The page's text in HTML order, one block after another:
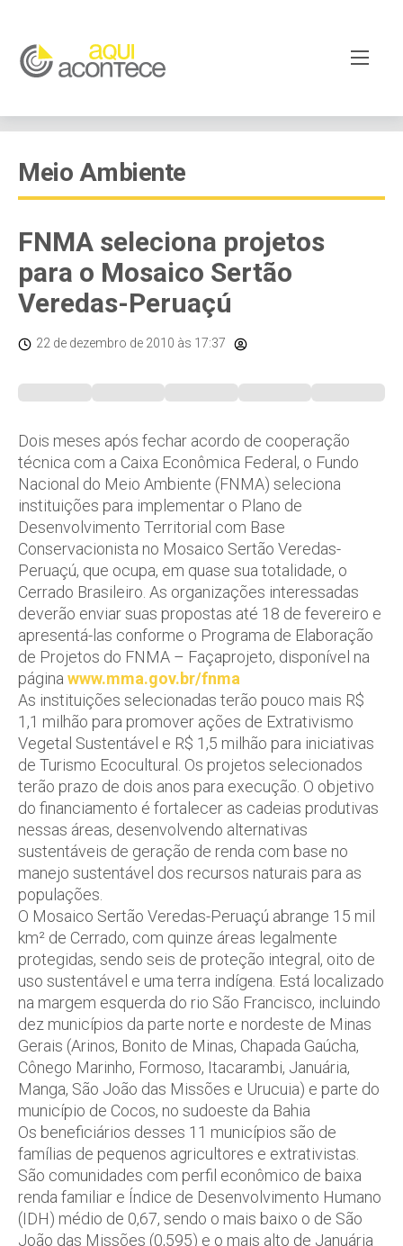
Meio Ambiente
FNMA seleciona projetos
para o Mosaico Sertão
Veredas-Peruaçú
22 de dezembro de 2010 às 17:37
Dois meses após fechar acordo de cooperação
técnica com a Caixa Econômica Federal, o Fundo
Nacional do Meio Ambiente (FNMA) seleciona
instituições para implementar o Plano de
Desenvolvimento Territorial com Base
Conservacionista no Mosaico Sertão Veredas-
Peruaçú, que ocupa, em quase sua totalidade, o
Cerrado Brasileiro. As organizações interessadas
deverão enviar suas propostas até 18 de fevereiro e
apresentá-las conforme o Programa de Elaboração
de Projetos do FNMA – Façaprojeto, disponível na
página www.mma.gov.br/fnma
As instituições selecionadas terão pouco mais R$
1,1 milhão para promover ações de Extrativismo
Vegetal Sustentável e R$ 1,5 milhão para iniciativas
de Turismo Ecocultural. Os projetos selecionados
terão prazo de dois anos para execução. O objetivo
do financiamento é fortalecer as cadeias produtivas
nessas áreas, desenvolvendo alternativas
sustentáveis de geração de renda com base no
manejo sustentável dos recursos naturais para as
populações.
O Mosaico Sertão Veredas-Peruaçú abrange 15 mil
km² de Cerrado, com quinze áreas legalmente
protegidas, sendo seis de proteção integral, oito de
uso sustentável e uma terra indígena. Está localizado
na margem esquerda do rio São Francisco, incluindo
dez municípios da parte norte e nordeste de Minas
Gerais (Arinos, Bonito de Minas, Chapada Gaúcha,
Cônego Marinho, Formoso, Itacarambi, Januária,
Manga, São João das Missões e Urucuia) e parte do
município de Cocos, no sudoeste da Bahia
Os beneficiários desses 11 municípios são de
famílias de pequenos agricultores e extrativistas.
São comunidades com perfil econômico de baixa
renda familiar e Índice de Desenvolvimento Humano
(IDH) médio de 0,67, sendo o mais baixo o de São
João das Missões (0,595) e o mais alto de Januária